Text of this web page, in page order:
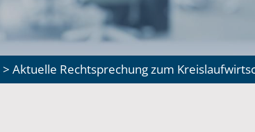
> Aktuelle Rechtsprechung zum